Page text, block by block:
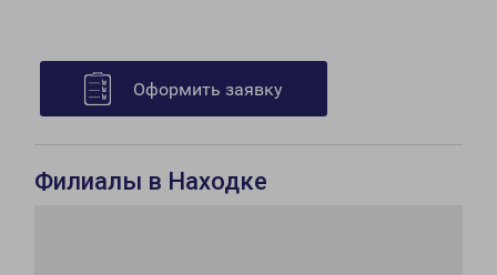
Оформить заявку
Филиалы в Находке